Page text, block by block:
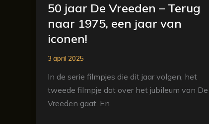
50 jaar De Vreeden – Terug
naar 1975, een jaar van
iconen!
3 april 2025
In de serie filmpjes die dit jaar volgen, het
tweede filmpje dat over het jubileum van De
Vreeden gaat. En
jaar
van
iconen!